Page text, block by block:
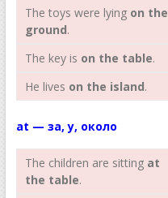
The toys were lying on the
ground.
The key is on the table.
Не lives on the island.
at — за, у, около
The children are sitting at
the table.